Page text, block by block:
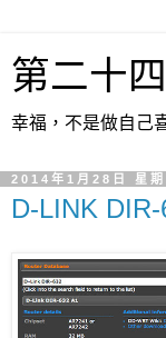
第二十
幸福，不是做自己
2014年1月28日 星期
D-LINK